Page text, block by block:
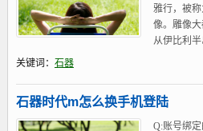
雅行，被
像。雕像大
从伊比利
关键词： 石器
石器时代m怎么换手机登陆
Q:账号绑